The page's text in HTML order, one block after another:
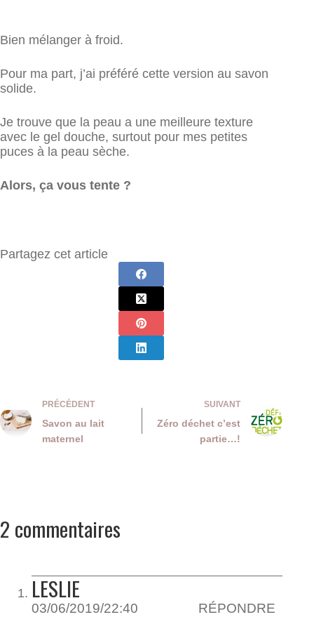
Bien mélanger à froid.
Pour ma part, j’ai préféré cette version au savon
solide.
Je trouve que la peau a une meilleure texture
avec le gel douche, surtout pour mes petites
puces à la peau sèche.
Alors, ça vous tente ?
Partagez cet article
PRÉCÉDENT
Savon au lait
maternel
SUIVANT
Zéro déchet c’est
partie…!
2 commentaires
LESLIE
03/06/2019/22:40 RÉPONDRE